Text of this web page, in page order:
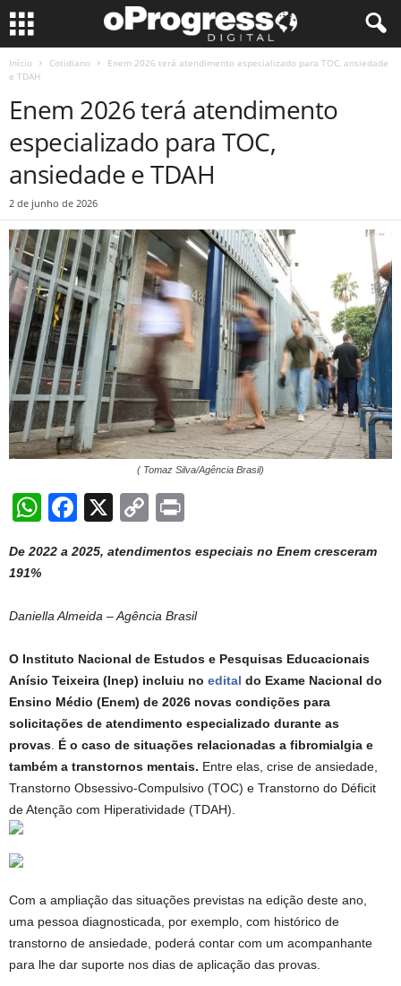
Início Cotidiano
Enem 2026 terá atendimento especializado para TOC, ansiedade
e TDAH
Enem 2026 terá atendimento
especializado para TOC,
ansiedade e TDAH
2 de junho de 2026
( Tomaz Silva/Agência Brasil)
W
at
A
p
p
F
c
b
o
o
k
X
C
p
Li
n
k
t
De 2022 a 2025, atendimentos especiais no Enem cresceram
191%
Daniella Almeida – Agência Brasil
O Instituto Nacional de Estudos e Pesquisas Educacionais
Anísio Teixeira (Inep) incluiu no edital do Exame Nacional do
Ensino Médio (Enem) de 2026 novas condições para
solicitações de atendimento especializado durante as
provas É o caso de situações relacionadas a fibromialgia e
também a transtornos mentais. Entre elas, crise de ansiedade,
Transtorno Obsessivo-Compulsivo (TOC) e Transtorno do Déficit
de Atenção com Hiperatividade (TDAH).
Com a ampliação das situações previstas na edição deste ano,
uma pessoa diagnosticada, por exemplo, com histórico de
transtorno de ansiedade, poderá contar com um acompanhante
para lhe dar suporte nos dias de aplicação das provas.